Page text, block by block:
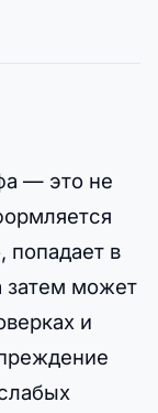
— это не
попадает в
затем может
и